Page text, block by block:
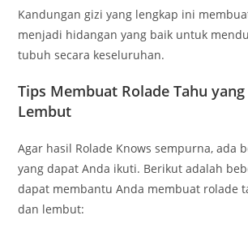
Kandungan gizi yang lengkap ini
menjadi hidangan yang baik untuk
tubuh secara keseluruhan.
Tips Membuat Rolade Tahu
Lembut
Agar hasil Rolade Knows sempurna, ada
yang dapat Anda ikuti. Berikut adalah
dapat membantu Anda membuat rolade
dan lembut: